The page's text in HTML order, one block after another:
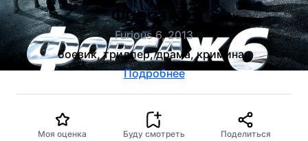
Форсаж 6
Furious 6, 2013
боевик, триллер, драма, криминал
Подробнее
Моя оценка Буду смотреть Поделиться